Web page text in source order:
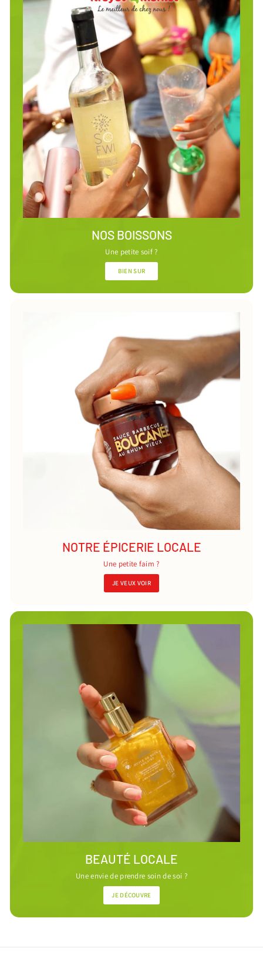
NOS BOISSONS
Une petite soif ?
BIEN SUR
NOTRE ÉPICERIE LOCALE
Une petite faim ?
JE VEUX VOIR
BEAUTÉ LOCALE
Une envie de prendre soin de soi ?
JE DÉCOUVRE